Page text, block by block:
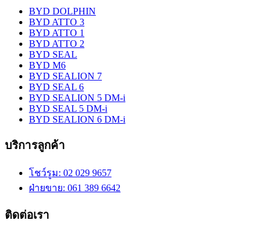
BYD DOLPHIN
BYD ATTO 3
BYD ATTO 1
BYD ATTO 2
BYD SEAL
BYD M6
BYD SEALION 7
BYD SEAL 6
BYD SEALION 5 DM-i
BYD SEAL 5 DM-i
BYD SEALION 6 DM-i
บริการลูกค้า
โชว์รูม: 02 029 9657
ฝ่ายขาย: 061 389 6642
ติดต่อเรา